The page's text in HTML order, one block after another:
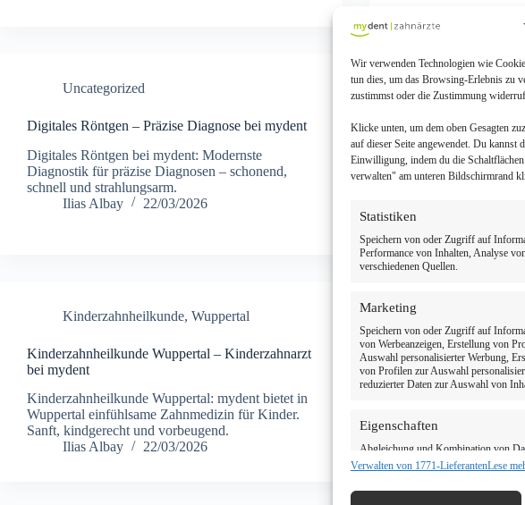
Wir verwenden Technologien wie
tun dies, um das Browsing-Erlebnis zu
zustimmst oder die Zustimmung
Klicke unten, um dem oben Gesagten
auf dieser Seite angewendet. Du kannst
Einwilligung, indem du die
verwalten" am unteren Bildschirmrand
Statistiken
Speichern von oder Zugriff auf
Performance von Inhalten, Analyse
verschiedenen Quellen.
Marketing
Speichern von oder Zugriff auf
von Werbeanzeigen, Erstellung von
Auswahl personalisierter Werbung,
von Profilen zur Auswahl
reduzierter Daten zur Auswahl von
Eigenschaften
Abgleichung und Kombination von
verschiedener Endgeräte,
Informationen.
Verwalten von 1771-LieferantenLese
Uncategorized
Digitales Röntgen – Präzise Diagnose bei mydent
Digitales Röntgen bei mydent: Modernste
Diagnostik für präzise Diagnosen – schonend,
schnell und strahlungsarm.
Ilias Albay
22/03/2026
Prophylaxe
bei mydent
Kinderzahnheilkunde, Wuppertal
Kinderzahnheilkunde Wuppertal – Kinderzahnarzt
bei mydent
Kinderzahnheilkunde Wuppertal: mydent bietet in
Wuppertal einfühlsame Zahnmedizin für Kinder.
Sanft, kindgerecht und vorbeugend.
Ilias Albay
22/03/2026
Unsichtbare Aligner –
bei mydent
– diskret, komfortabel,
Ilias Albay